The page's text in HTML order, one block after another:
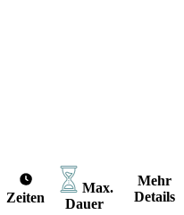
Zeiten
Max.
Dauer
Mehr
Details